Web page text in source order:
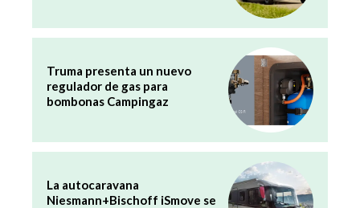
Truma presenta un nuevo
regulador de gas para
bombonas Campingaz
La autocaravana
Niesmann+Bischoff iSmove se